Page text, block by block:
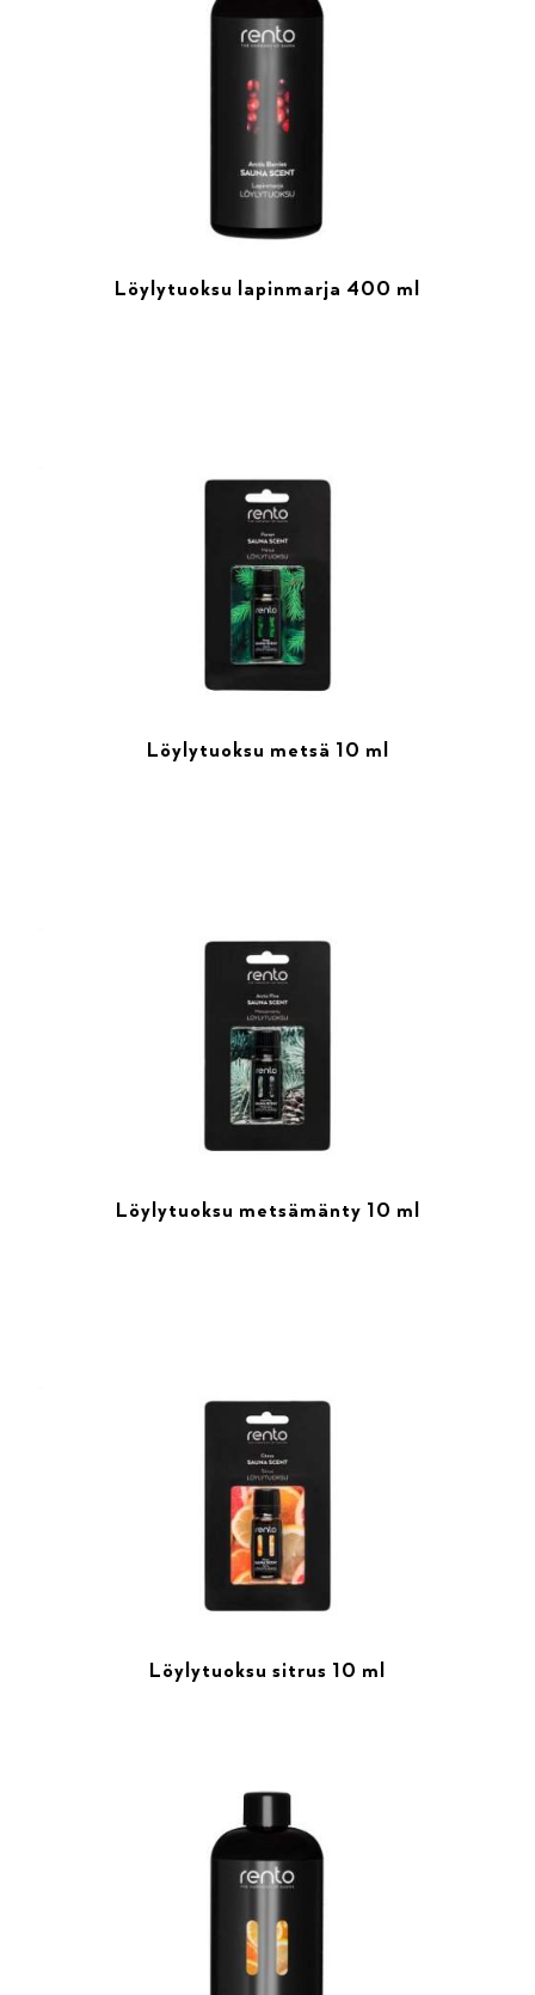
Löylytuoksu lapinmarja 400 ml
Löylytuoksu metsä 10 ml
Löylytuoksu metsämänty 10 ml
Löylytuoksu sitrus 10 ml